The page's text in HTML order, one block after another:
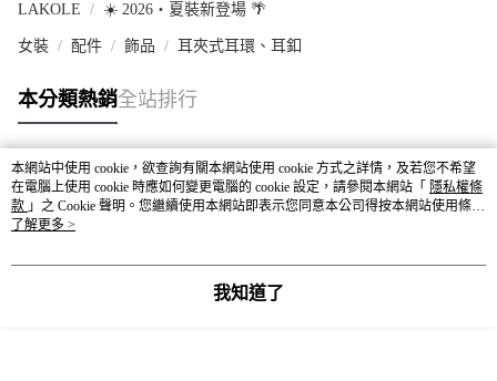
LAKOLE ☀️ 2026・夏裝新登場 🌴
女裝 配件 飾品 耳夾式耳環、耳釦
本分類熱銷全站排行
熱門標籤
本網站中使用 cookie，欲查詢有關本網站使用 cookie 方式之詳情，及若您不希望
在電腦上使用 cookie 時應如何變更電腦的 cookie 設定，請參閱本網站「 隱私權條
款 」之 Cookie 聲明。您繼續使用本網站即表示您同意本公司得按本網站使用條款
之 Cookie 聲明使用 cookie。
了解更多 >
我知道了